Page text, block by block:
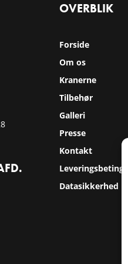
OVERBLIK
Forside
Om os
Kranerne
Tilbehør
Galleri
Presse
Kontakt
Datasikkerhed